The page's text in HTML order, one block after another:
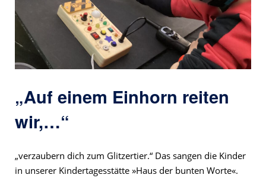
„Auf einem Einhorn reiten
wir,…“
„verzaubern dich zum Glitzertier.“ Das sangen die Kinder
in unserer Kindertagesstätte »Haus der bunten Worte«.